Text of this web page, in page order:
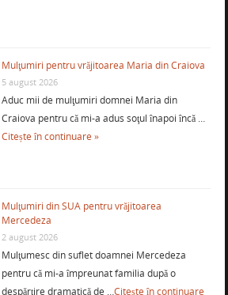
Mulţumiri pentru vrăjitoarea Maria din Craiova
5 august 2026
Aduc mii de mulţumiri domnei Maria din
Craiova pentru că mi-a adus soţul înapoi încă …
Citește în continuare »
Mulţumiri din SUA pentru vrăjitoarea
Mercedeza
2 august 2026
Mulţumesc din suflet doamnei Mercedeza
pentru că mi-a împreunat familia după o
despărţire dramatică de …Citește în continuare